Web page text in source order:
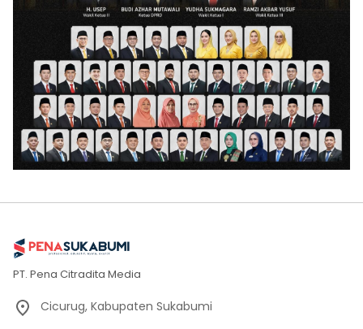
PT. Pena Citradita Media
Cicurug, Kabupaten Sukabumi